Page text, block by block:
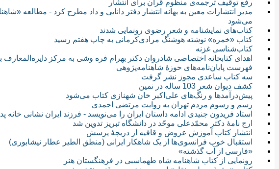
رفع توقیف ترجمه‌ی منظوم قرآن برای انتشار
مدیر انتشارات معین به بهانه انتشار دفتر دانایی و داد مطرح کرد - مطالعه
می‌شود
کتاب‌های نمایشنامه و شعر رضوی رونمایی شدند
کتاب «خمره» نوشته هوشنگ مرادی‌کرمانی به چاپ هفتم رسید
کتاب‌شناسی غزنه
اهدای کتابخانه اختصاصی شادروان دکتر بهرام فره وشی به مرکز
فهرست پایان‌نامه‌های حوزۀ شاهنامه‌پژوهی
سه کتاب ساعدی مجوز نشر گرفت
کشف دیوان شعر 103 ساله در نمین
پیش‌درآمدها و رنگ‌های علی‌اکبر خان شهنازی کتاب می‌شود
رسم و رسوم مردم تهران به روایت مرتضی احمدی
استاد فریدون جنیدی ادامه داستان ایران را می‌نویسد - فرزند ایران نشانی خانه‌
ارج نامهٔ دکتر محمّدعلی موحّد در دانشگاه تبریز تدوین شد
انتشار کتاب آموزش عروض و قافیه از دریچۀ پرسش
استقبال خوب فرانسوی‌ها از یک شاهکار ایرانی (منطق الطیر عطار نیشابوری)
«فارسی از آب گذشته»
رونمایی از کتاب شاهنامه شاه طهماسبی در فرهنگستان هنر